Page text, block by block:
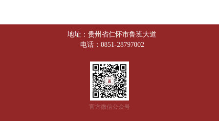
地址：贵州省仁怀市鲁班大道
电话：0851-28797002
官方微信公众号